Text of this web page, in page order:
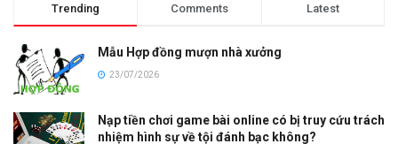
Trending Comments Latest
Mẫu Hợp đồng mượn nhà xưởng
23/07/2026
Nạp tiền chơi game bài online có bị truy cứu trách
nhiệm hình sự về tội đánh bạc không?